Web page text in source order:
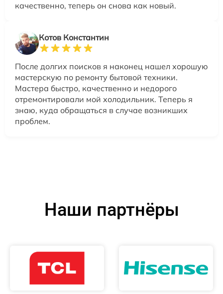
качественно, теперь он снова как новый.
Котов Константин
После долгих поисков я наконец нашел хорошую
мастерскую по ремонту бытовой техники.
Мастера быстро, качественно и недорого
отремонтировали мой холодильник. Теперь я
знаю, куда обращаться в случае возникших
проблем.
Наши партнёры